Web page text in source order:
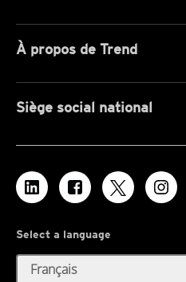
À propos de Trend
Siège social national
Select a language
Français